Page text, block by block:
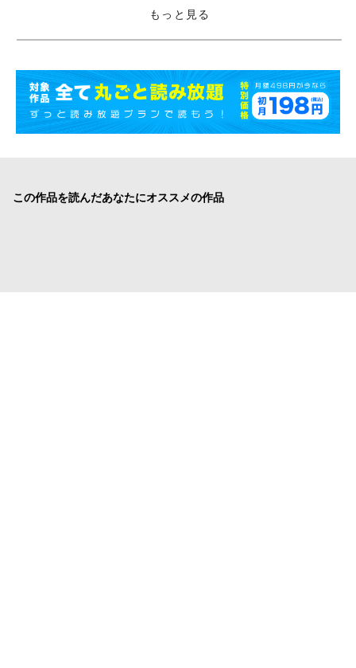
もっと見る
この作品を読んだあなたにオススメの作品